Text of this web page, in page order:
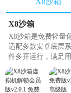
X8沙箱
X8沙箱是免费轻量
适配多款安卓底层
件多开运行，满足
求。这里涵盖X8沙
老版本，用户可自